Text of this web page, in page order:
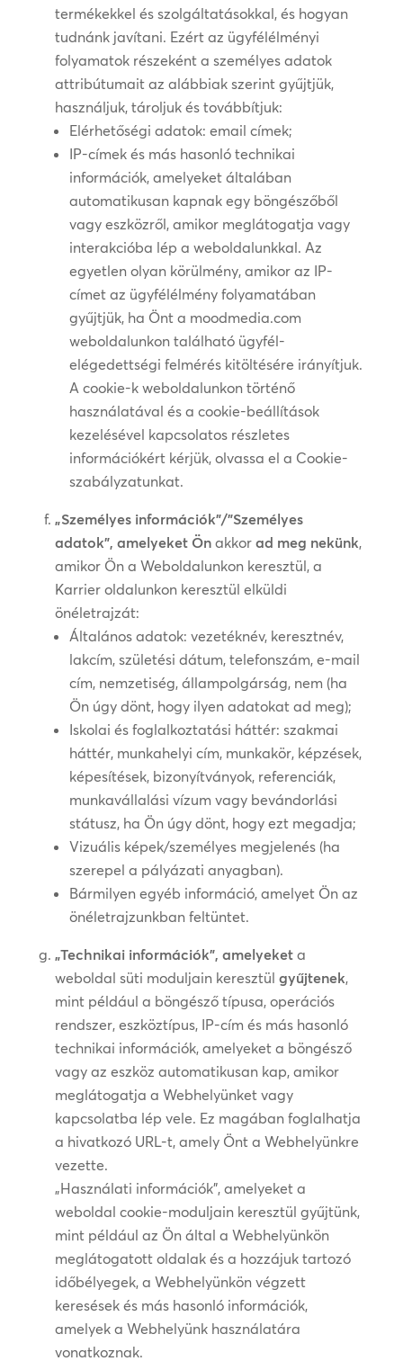
termékekkel és szolgáltatásokkal, és hogyan
tudnánk javítani. Ezért az ügyfélélményi
folyamatok részeként a személyes adatok
attribútumait az alábbiak szerint gyűjtjük,
használjuk, tároljuk és továbbítjuk:
Elérhetőségi adatok: email címek;
IP-címek és más hasonló technikai
információk, amelyeket általában
automatikusan kapnak egy böngészőből
vagy eszközről, amikor meglátogatja vagy
interakcióba lép a weboldalunkkal. Az
egyetlen olyan körülmény, amikor az IP-
címet az ügyfélélmény folyamatában
gyűjtjük, ha Önt a moodmedia.com
weboldalunkon található ügyfél-
elégedettségi felmérés kitöltésére irányítjuk.
A cookie-k weboldalunkon történő
használatával és a cookie-beállítások
kezelésével kapcsolatos részletes
információkért kérjük, olvassa el a Cookie-
szabályzatunkat.
„Személyes információk”/”Személyes
adatok”, amelyeket Önakkor ad meg nekünk,
amikor Ön a Weboldalunkon keresztül, a
Karrier oldalunkon keresztül elküldi
önéletrajzát:
Általános adatok: vezetéknév, keresztnév,
lakcím, születési dátum, telefonszám, e-mail
cím, nemzetiség, állampolgárság, nem (ha
Ön úgy dönt, hogy ilyen adatokat ad meg);
Iskolai és foglalkoztatási háttér: szakmai
háttér, munkahelyi cím, munkakör, képzések,
képesítések, bizonyítványok, referenciák,
munkavállalási vízum vagy bevándorlási
státusz, ha Ön úgy dönt, hogy ezt megadja;
Vizuális képek/személyes megjelenés (ha
szerepel a pályázati anyagban).
Bármilyen egyéb információ, amelyet Ön az
önéletrajzunkban feltüntet.
„Technikai információk”, amelyeketa
weboldal süti moduljain keresztül gyűjtenek,
mint például a böngésző típusa, operációs
rendszer, eszköztípus, IP-cím és más hasonló
technikai információk, amelyeket a böngésző
vagy az eszköz automatikusan kap, amikor
meglátogatja a Webhelyünket vagy
kapcsolatba lép vele. Ez magában foglalhatja
a hivatkozó URL-t, amely Önt a Webhelyünkre
vezette.
„Használati információk”, amelyeket a
weboldal cookie-moduljain keresztül gyűjtünk,
mint például az Ön által a Webhelyünkön
meglátogatott oldalak és a hozzájuk tartozó
időbélyegek, a Webhelyünkön végzett
keresések és más hasonló információk,
amelyek a Webhelyünk használatára
vonatkoznak.